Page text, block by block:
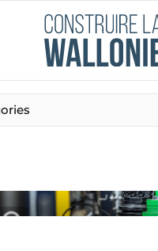
une offre d’emploi
gelezen